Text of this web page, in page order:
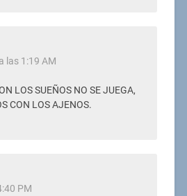
las 1:19 AM
LOS SUEÑOS NO SE JUEGA,
CON LOS AJENOS.
PM